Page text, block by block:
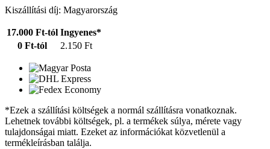
Kiszállítási díj: Magyarország
17.000 Ft-tól Ingyenes*
0 Ft-tól
2.150 Ft
*Ezek a szállítási költségek a normál szállításra vonatkoznak.
Lehetnek további költségek, pl. a termékek súlya, mérete vagy
tulajdonságai miatt. Ezeket az információkat közvetlenül a
termékleírásban találja.